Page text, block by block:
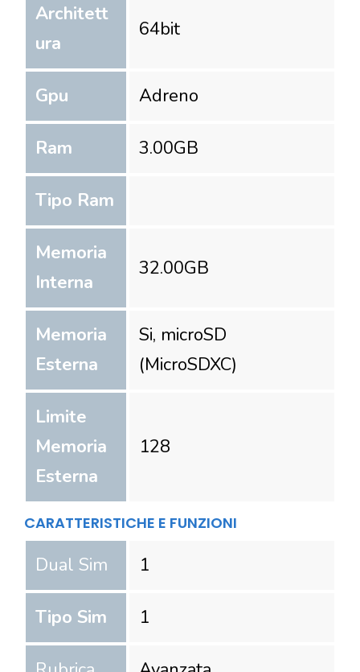
Architett
ura
64bit
Gpu Adreno
Ram 3.00GB
Tipo Ram
Memoria
Interna
32.00GB
Memoria
Esterna
Si, microSD
(MicroSDXC)
Limite
Memoria
Esterna
128
CARATTERISTICHE E FUNZIONI
Dual Sim 1
Tipo Sim 1